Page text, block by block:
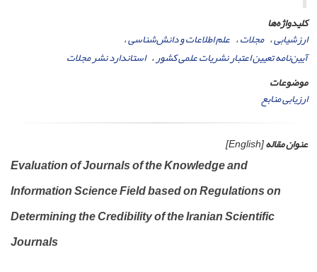
کلیدواژه‌ها
ارزشیابی مجلات علم اطلاعات و دانش‌شناسی
آیین‌نامه تعیین اعتبار نشریات علمی کشور استاندارد نشر مجلات
موضوعات
ارزیابی منابع
عنوان مقاله[English]
Evaluation of Journals of the Knowledge and
Information Science Field based on Regulations on
Determining the Credibility of the Iranian Scientific
Journals